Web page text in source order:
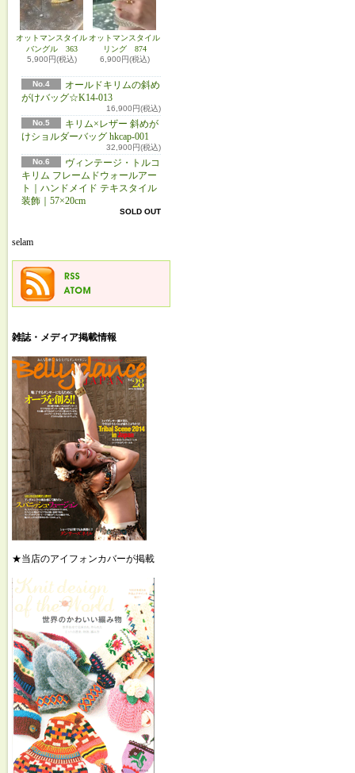
オットマンスタイル
バングル 363
5,900円(税込)
オットマンスタイル
リング 874
6,900円(税込)
No.4
オールドキリムの斜め
がけバッグ☆K14-013
16,900円(税込)
No.5
キリム×レザー 斜めが
けショルダーバッグ hkcap-001
32,900円(税込)
No.6
ヴィンテージ・トルコ
キリム フレームドウォールアー
ト｜ハンドメイド テキスタイル
装飾｜57×20cm
SOLD OUT
selam
雑誌・メディア掲載情報
★当店のアイフォンカバーが掲載